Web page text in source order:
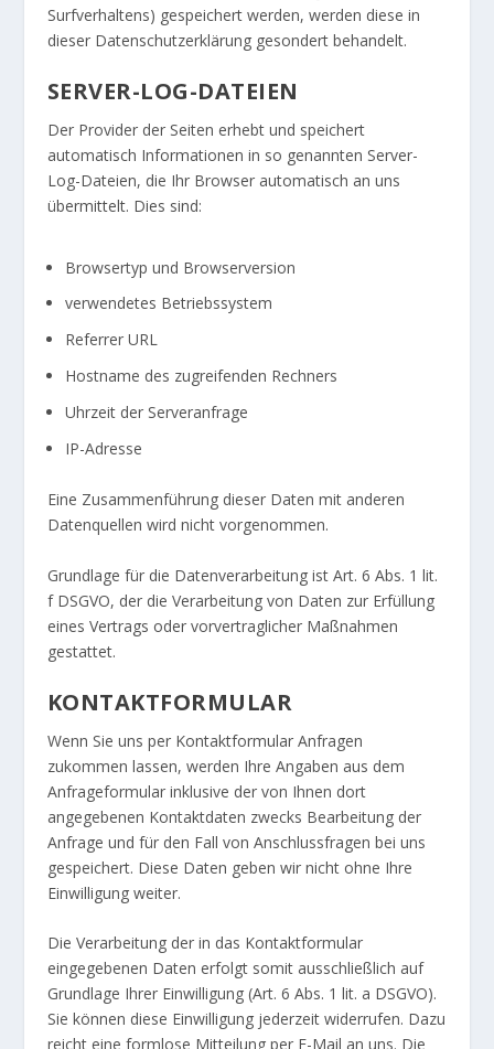
Surfverhaltens) gespeichert werden, werden diese in
dieser Datenschutzerklärung gesondert behandelt.
SERVER-LOG-DATEIEN
Der Provider der Seiten erhebt und speichert
automatisch Informationen in so genannten Server-
Log-Dateien, die Ihr Browser automatisch an uns
übermittelt. Dies sind:
Browsertyp und Browserversion
verwendetes Betriebssystem
Referrer URL
Hostname des zugreifenden Rechners
Uhrzeit der Serveranfrage
IP-Adresse
Eine Zusammenführung dieser Daten mit anderen
Datenquellen wird nicht vorgenommen.
Grundlage für die Datenverarbeitung ist Art. 6 Abs. 1 lit.
f DSGVO, der die Verarbeitung von Daten zur Erfüllung
eines Vertrags oder vorvertraglicher Maßnahmen
gestattet.
KONTAKTFORMULAR
Wenn Sie uns per Kontaktformular Anfragen
zukommen lassen, werden Ihre Angaben aus dem
Anfrageformular inklusive der von Ihnen dort
angegebenen Kontaktdaten zwecks Bearbeitung der
Anfrage und für den Fall von Anschlussfragen bei uns
gespeichert. Diese Daten geben wir nicht ohne Ihre
Einwilligung weiter.
Die Verarbeitung der in das Kontaktformular
eingegebenen Daten erfolgt somit ausschließlich auf
Grundlage Ihrer Einwilligung (Art. 6 Abs. 1 lit. a DSGVO).
Sie können diese Einwilligung jederzeit widerrufen. Dazu
reicht eine formlose Mitteilung per E-Mail an uns. Die